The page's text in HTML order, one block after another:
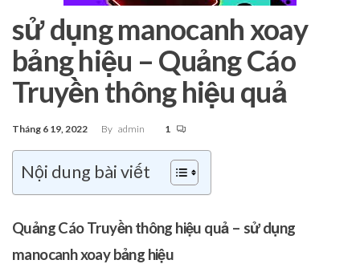
sử dụng manocanh xoay
bảng hiệu – Quảng Cáo
Truyền thông hiệu quả
Tháng 6 19, 2022 By admin 1
Nội dung bài viết
Quảng Cáo Truyền thông hiệu quả – sử dụng
manocanh xoay bảng hiệu